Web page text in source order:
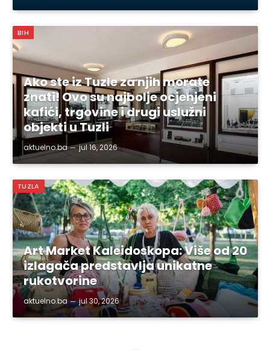
BIH
Ako ste iz Tuzle za njih morate
znati! Ovo su najbolje ocjenjeni
kafići, trgovine i drugi uslužni
objekti u Tuzli
aktuelno.ba jul 16, 2026
TUZLA
Art Market Kaleidoskopa: Više od 20
izlagača predstavlja unikatne
rukotvorine
aktuelno.ba jul 30, 2026